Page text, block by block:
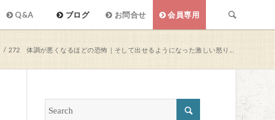
Q&A ブログ お問合せ 会員専用
/ 272 体調が悪くなるほどの恐怖｜そして出せるようになった激しい怒り...